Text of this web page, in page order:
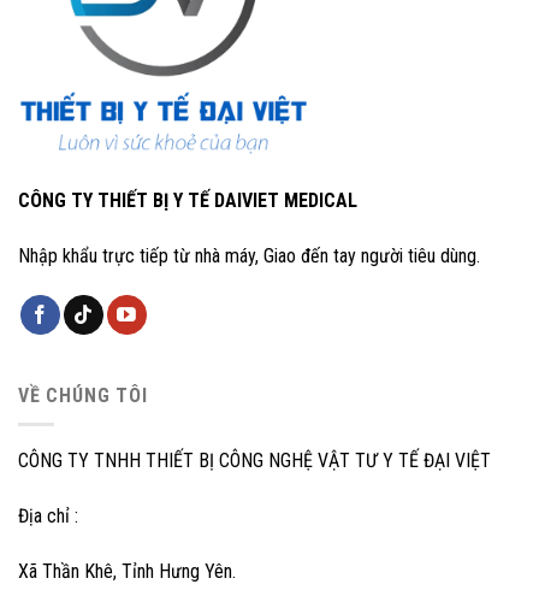
CÔNG TY THIẾT BỊ Y TẾ DAIVIET MEDICAL
Nhập khẩu trực tiếp từ nhà máy, Giao đến tay người tiêu dùng.
VỀ CHÚNG TÔI
CÔNG TY TNHH THIẾT BỊ CÔNG NGHỆ VẬT TƯ Y TẾ ĐẠI VIỆT
Địa chỉ :
Xã Thần Khê, Tỉnh Hưng Yên.